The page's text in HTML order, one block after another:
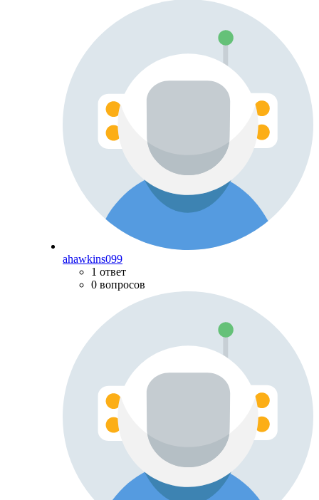
ahawkins099
1 ответ
0 вопросов